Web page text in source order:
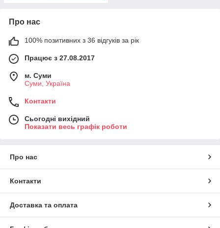
Про нас
100% позитивних з 36 відгуків за рік
Працює з 27.08.2017
м. Суми
Суми, Україна
Контакти
Сьогодні вихідний
Показати весь графік роботи
Про нас
Контакти
Доставка та оплата